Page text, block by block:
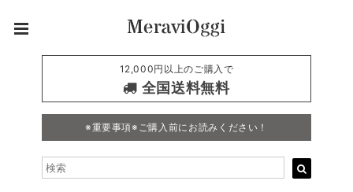
12,000円以上のご購入で
全国送料無料
※重要事項※ご購入前にお読みください！